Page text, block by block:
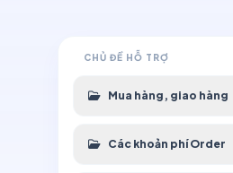
CHỦ ĐỀ HỖ TRỢ
Mua hàng, giao hàng
Các khoản phí Order